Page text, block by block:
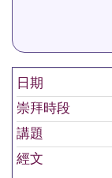
日期
崇拜時段
講題
經文